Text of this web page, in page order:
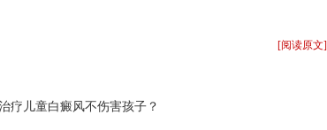
[阅读原文]
疗儿童白癜风不伤害孩子？